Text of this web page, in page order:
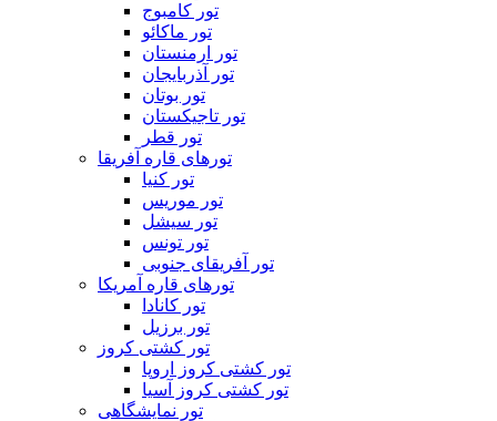
تور کامبوج
تور ماکائو
تور ارمنستان
تور آذربایجان
تور بوتان
تور تاجیکستان
تور قطر
تورهای قاره آفریقا
تور کنیا
تور موریس
تور سیشل
تور تونس
تور آفریقای جنوبی
تورهای قاره آمریکا
تور کانادا
تور برزیل
تور کشتی کروز
تور کشتی کروز اروپا
تور کشتی کروز آسیا
تور نمایشگاهی